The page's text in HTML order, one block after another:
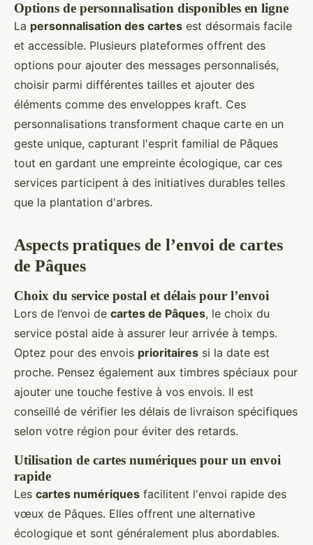
Options de personnalisation disponibles en ligne
La personnalisation des cartes est désormais facile
et accessible. Plusieurs plateformes offrent des
options pour ajouter des messages personnalisés,
choisir parmi différentes tailles et ajouter des
éléments comme des enveloppes kraft. Ces
personnalisations transforment chaque carte en un
geste unique, capturant l'esprit familial de Pâques
tout en gardant une empreinte écologique, car ces
services participent à des initiatives durables telles
que la plantation d'arbres.
Aspects pratiques de l’envoi de cartes
de Pâques
Choix du service postal et délais pour l’envoi
Lors de l’envoi de cartes de Pâques, le choix du
service postal aide à assurer leur arrivée à temps.
Optez pour des envois prioritaires si la date est
proche. Pensez également aux timbres spéciaux pour
ajouter une touche festive à vos envois. Il est
conseillé de vérifier les délais de livraison spécifiques
selon votre région pour éviter des retards.
Utilisation de cartes numériques pour un envoi
rapide
Les cartes numériques facilitent l'envoi rapide des
vœux de Pâques. Elles offrent une alternative
écologique et sont généralement plus abordables.